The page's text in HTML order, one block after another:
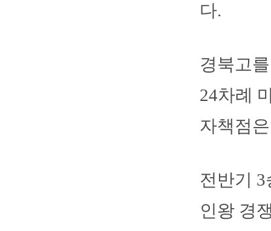
다.
경북고
24차례
자책점
전반기
인왕 경